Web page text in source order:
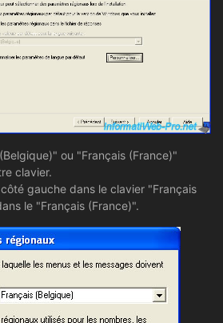
ou "Français (France)"
clavier.
gauche dans le clavier "Français
le "Français (France)".